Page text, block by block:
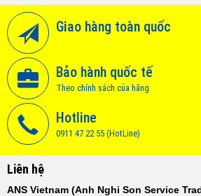
Giao hàng toàn quốc
Bảo hành quốc tế
Theo chính sách của hãng
Hotline
0911 47 22 55 (HotLine)
Liên hệ
ANS Vietnam (Anh Nghi Son Service